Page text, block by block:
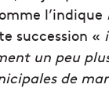
l’indique
succession «
un peu
de